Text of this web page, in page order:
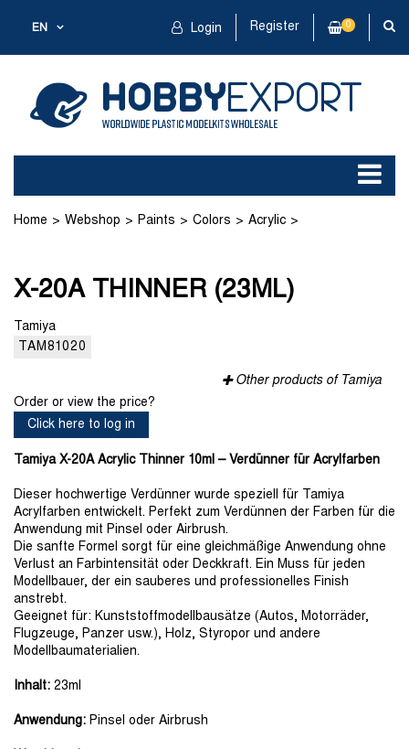
EN Login Register 0
Home Webshop Paints Colors Acrylic
X-20A THINNER (23ML)
Tamiya
TAM81020
Other products of Tamiya
Order or view the price?
Click here to log in
Tamiya X-20A Acrylic Thinner 10ml – Verdünner für Acrylfarben
Dieser hochwertige Verdünner wurde speziell für Tamiya
Acrylfarben entwickelt. Perfekt zum Verdünnen der Farben für die
Anwendung mit Pinsel oder Airbrush.
Die sanfte Formel sorgt für eine gleichmäßige Anwendung ohne
Verlust an Farbintensität oder Deckkraft. Ein Muss für jeden
Modellbauer, der ein sauberes und professionelles Finish
anstrebt.
Geeignet für: Kunststoffmodellbausätze (Autos, Motorräder,
Flugzeuge, Panzer usw.), Holz, Styropor und andere
Modellbaumaterialien.
Inhalt: 23ml
Anwendung: Pinsel oder Airbrush